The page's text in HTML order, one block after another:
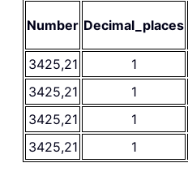
Number Decimal_places
3425,21 1
3425,21 1
3425,21
1
3425,21
1